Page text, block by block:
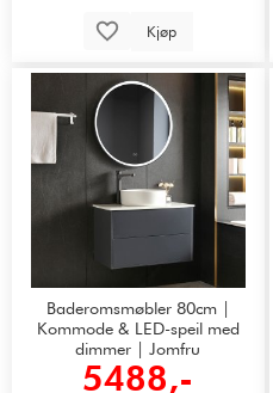
Kjøp
Baderomsmøbler 80cm |
Kommode & LED-speil med
dimmer | Jomfru
5488,-